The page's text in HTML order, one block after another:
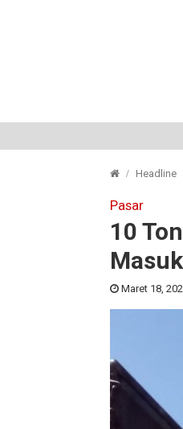
Headline
Pasar
10
Maret 18,